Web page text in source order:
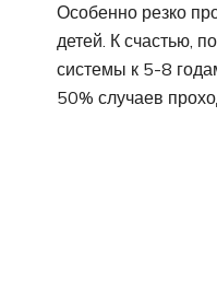
Особенно резко
детей. К счастью,
системы к 5-8
50% случаев